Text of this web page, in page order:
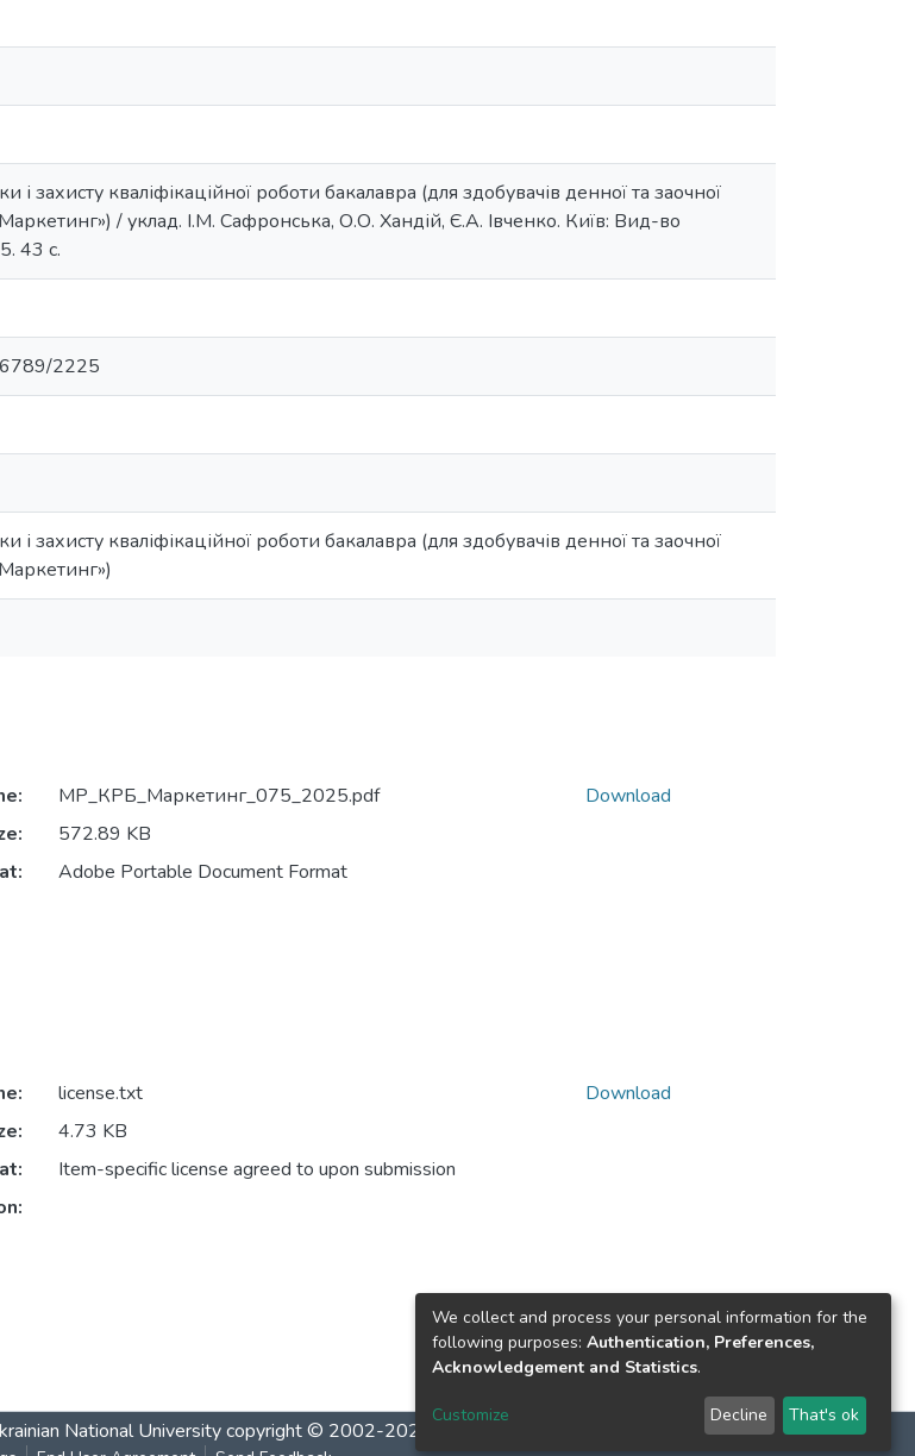
і захисту кваліфікаційної роботи бакалавра (для здобувачів денної та заочної
/ уклад. І.М. Сафронська, О.О. Хандій, Є.А. Івченко. Київ: Вид-во
43 с.
2225
і захисту кваліфікаційної роботи бакалавра (для здобувачів денної та заочної
МР_КРБ_Маркетинг_075_2025.pdf
572.89 KB
Adobe Portable Document Format
Download
license.txt
4.73 KB
Item-specific license agreed to upon submission
Download
National Universitycopyright © 2002-2026
We collect and process your personal information for the
following purposes: Authentication, Preferences,
Acknowledgement and Statistics.
Customize Decline That's ok